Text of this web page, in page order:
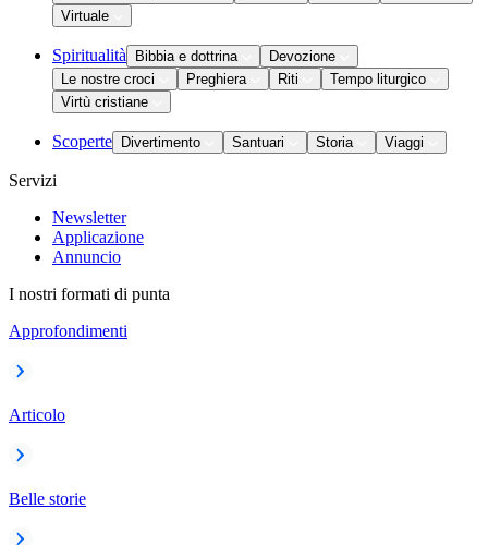
Virtuale
Spiritualità Bibbia e dottrina
Devozione
Le nostre croci
Preghiera Riti
Tempo liturgico
Virtù cristiane
Scoperte Divertimento Santuari Storia Viaggi
Servizi
Newsletter
Applicazione
Annuncio
I nostri formati di punta
Approfondimenti
Articolo
Belle storie